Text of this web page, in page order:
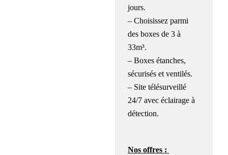
jours.
– Choisissez parmi
des boxes de 3 à
33m³.
– Boxes étanches,
sécurisés et ventilés.
– Site télésurveillé
24/7 avec éclairage à
détection.
Nos offres :